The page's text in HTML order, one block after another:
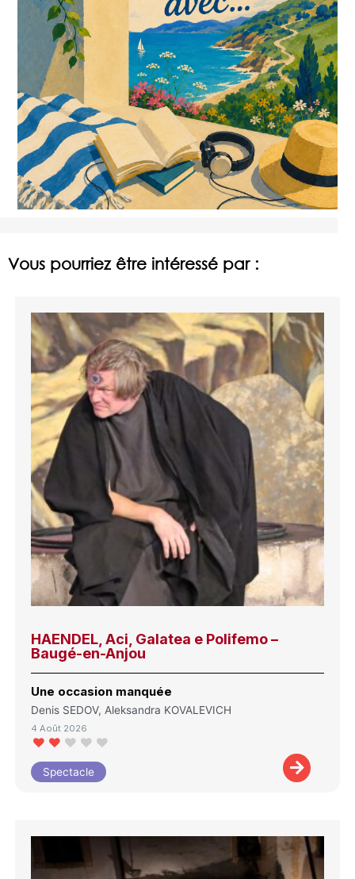
Vous pourriez être intéressé par :
HAENDEL, Aci, Galatea e Polifemo –
Baugé-en-Anjou
Une occasion manquée
Denis SEDOV, Aleksandra KOVALEVICH
4 Août 2026
Spectacle